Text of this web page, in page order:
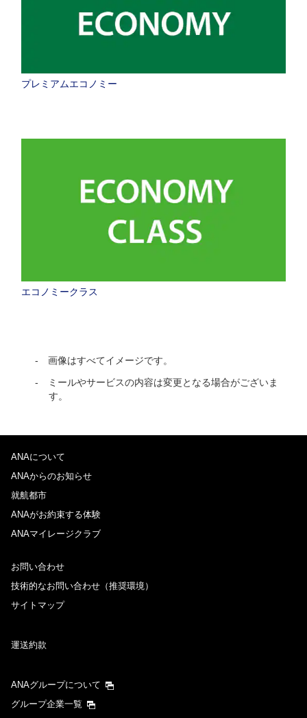
・複数空港がある都市においては、複数空港の中でのおトクな運賃が表
示される場合があります。
プレミアムエコノミー
エコノミークラス
画像はすべてイメージです。
ミールやサービスの内容は変更となる場合がございま
す。
ANAについて
ANAからのお知らせ
就航都市
ANAがお約束する体験
ANAマイレージクラブ
お問い合わせ
技術的なお問い合わせ（推奨環境）
サイトマップ
運送約款
ANAグループについて
グループ企業一覧